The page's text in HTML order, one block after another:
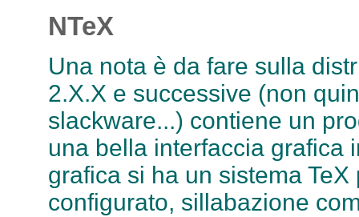
NTeX
Una nota è da fare sulla
2.X.X e successive (non
slackware...) contiene un
una bella interfaccia grafica
grafica si ha un sistema
configurato, sillabazione